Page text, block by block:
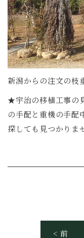
新潟からの注文の枝
★宇治の移植工事の
の手配と重機の手
探しても見つかりま
< 前